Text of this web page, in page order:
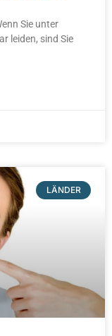
Sie unter
leiden, sind Sie
LÄNDER